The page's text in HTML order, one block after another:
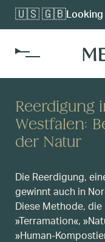
🇺🇸 🇬🇧Looking
Alvariumsführung
Einfach Erde
Organisation
Kokon-
Friedhöfe
Reerdigung
Westfalen:
der Natur
Die Reerdigung,
gewinnt auch in
Diese Methode,
»Terramation«,
»Human-